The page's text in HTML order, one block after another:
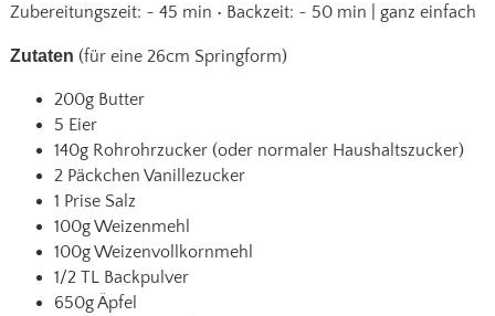
Zubereitungszeit: ~ 45 min • Backzeit: ~ 50 min | ganz einfach
Zutaten (für eine 26cm Springform)
200g Butter
5 Eier
140g Rohrohrzucker (oder normaler Haushaltszucker)
2 Päckchen Vanillezucker
1 Prise Salz
100g Weizenmehl
100g Weizenvollkornmehl
1/2 TL Backpulver
650g Äpfel